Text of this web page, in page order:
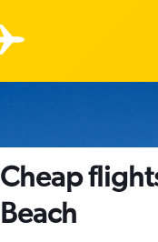
Cheap
Beach